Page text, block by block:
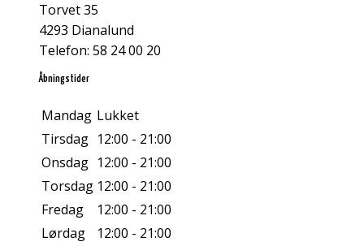
Torvet 35
4293 Dianalund
Telefon: 58 24 00 20
Åbningstider
Mandag Lukket
Tirsdag 12:00 - 21:00
Onsdag 12:00 - 21:00
Torsdag 12:00 - 21:00
Fredag
12:00 - 21:00
Lørdag
12:00 - 21:00